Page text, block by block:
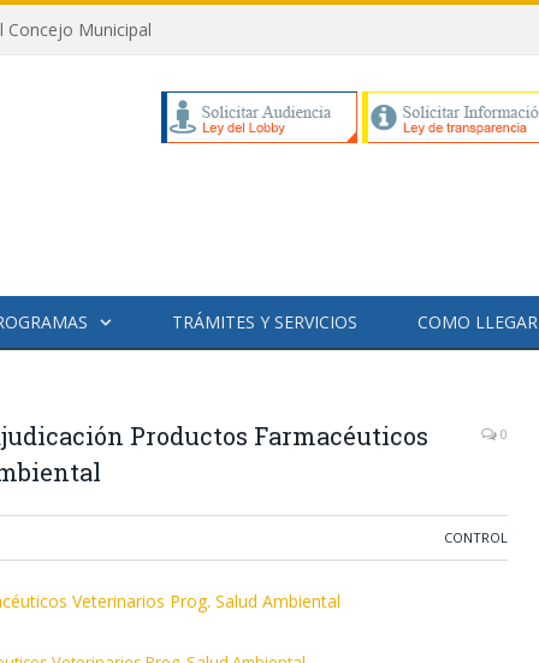
Concejo Municipal
TRÁMITES Y SERVICIOS COMO LLEGAR
Productos Farmacéuticos
0
CONTROL
Veterinarios Prog. Salud Ambiental